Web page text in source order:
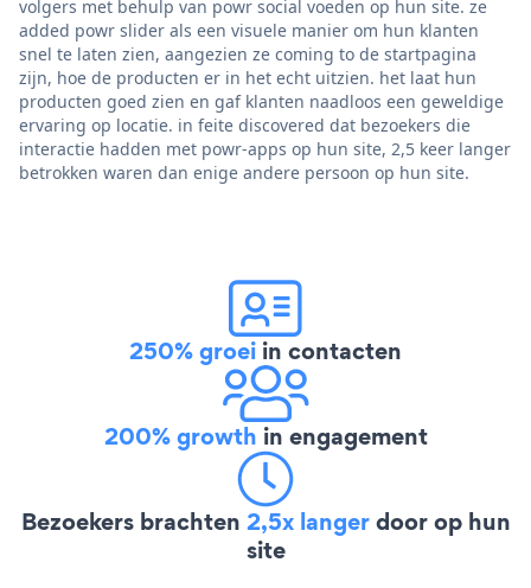
volgers met behulp van powr social voeden op hun site. ze
added powr slider als een visuele manier om hun klanten
snel te laten zien, aangezien ze coming to de startpagina
zijn, hoe de producten er in het echt uitzien. het laat hun
producten goed zien en gaf klanten naadloos een geweldige
ervaring op locatie. in feite discovered dat bezoekers die
interactie hadden met powr-apps op hun site, 2,5 keer langer
betrokken waren dan enige andere persoon op hun site.
250% groei in contacten
200% growth in engagement
Bezoekers brachten 2,5x langerdoor op hun
site